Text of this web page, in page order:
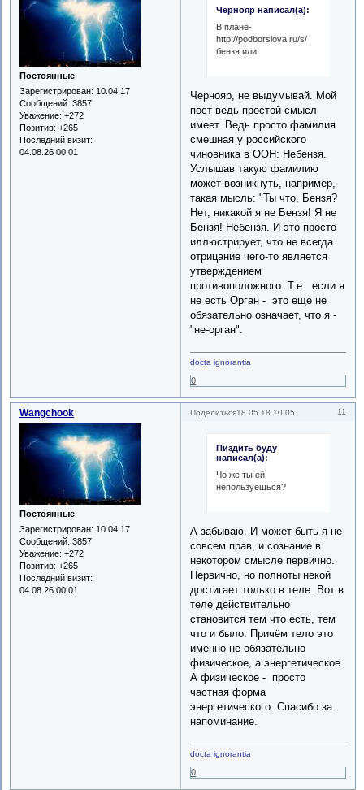
Постоянные
Зарегистрирован: 10.04.17
Сообщений: 3857
Уважение: +272
Позитив: +265
Последний визит:
04.08.26 00:01
Чернояр написал(а):
В плане-
http://podborslova.ru/s/
бензя или
Чернояр, не выдумывай. Мой
пост ведь простой смысл
имеет. Ведь просто фамилия
смешная у российского
чиновника в ООН: Небензя.
Услышав такую фамилию
может возникнуть, например,
такая мысль: "Ты что, Бензя?
Нет, никакой я не Бензя! Я не
Бензя! Небензя. И это просто
иллюстрирует, что не всегда
отрицание чего-то является
утверждением
противоположного. Т.е. если я
не есть Орган - это ещё не
обязательно означает, что я -
"не-орган".
docta ignorantia
0
Поделиться 11
18.05.18 10:05
Wangchook
Постоянные
Зарегистрирован: 10.04.17
Сообщений: 3857
Уважение: +272
Позитив: +265
Последний визит:
04.08.26 00:01
Пиздить буду
написал(а):
Чо же ты ей
непользуешься?
А забываю. И может быть я не
совсем прав, и сознание в
некотором смысле первично.
Первично, но полноты некой
достигает только в теле. Вот в
теле действительно
становится тем что есть, тем
что и было. Причём тело это
именно не обязательно
физическое, а энергетическое.
А физическое - просто
частная форма
энергетического. Спасибо за
напоминание.
docta ignorantia
0